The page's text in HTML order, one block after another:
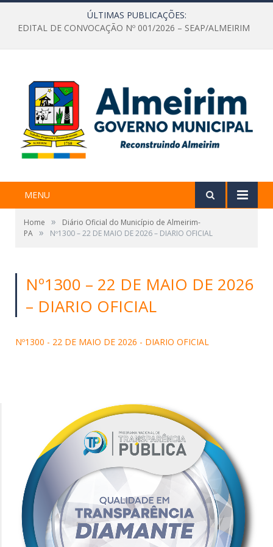
ÚLTIMAS PUBLICAÇÕES:
EDITAL DE CONVOCAÇÃO Nº 001/2026 – SEAP/ALMEIRIM
MENU
Home »
Diário Oficial do Município de Almeirim-
PA » Nº1300 – 22 DE MAIO DE 2026 – DIARIO OFICIAL
Nº1300 – 22 DE MAIO DE 2026
– DIARIO OFICIAL
Nº1300 - 22 DE MAIO DE 2026 - DIARIO OFICIAL